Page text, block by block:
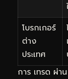
โบรกเกอร์
ต่าง
ประเทศ
การ เทรด ผ่า